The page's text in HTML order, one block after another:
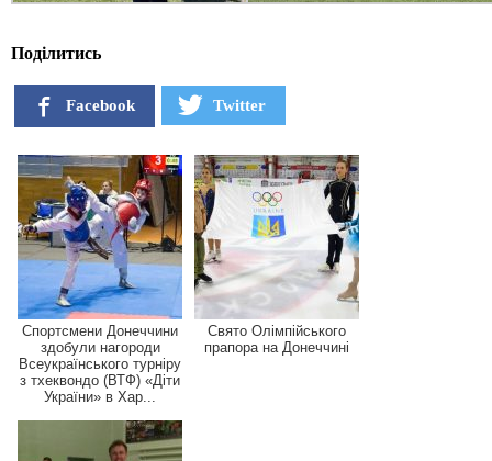
Поділитись
Facebook Twitter
Спортсмени Донеччини
здобули нагороди
Всеукраїнського турніру
з тхеквондо (ВТФ) «Діти
України» в Хар...
Свято Олімпійського
прапора на Донеччині